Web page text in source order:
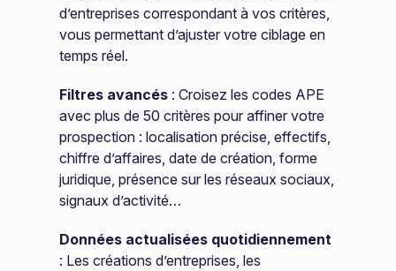
d’entreprises correspondant à vos critères,
vous permettant d’ajuster votre ciblage en
temps réel.
Filtres avancés : Croisez les codes APE
avec plus de 50 critères pour affiner votre
prospection : localisation précise, effectifs,
chiffre d’affaires, date de création, forme
juridique, présence sur les réseaux sociaux,
signaux d’activité…
Données actualisées quotidiennement
: Les créations d’entreprises, les